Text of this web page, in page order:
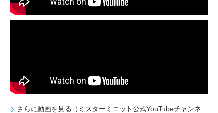
さらに動画を見る（ミスターミニット公式YouTubeチャンネ